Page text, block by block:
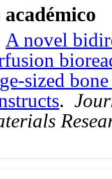
A novel
sized
.